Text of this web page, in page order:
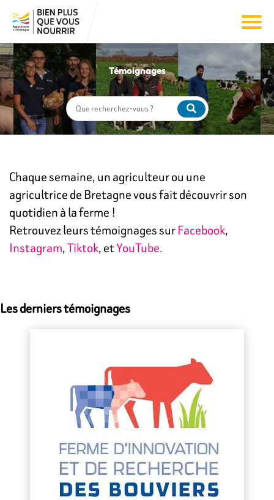
Témoignages
Chaque semaine, un agriculteur ou une
agricultrice de Bretagne vous fait découvrir son
quotidien à la ferme !
Retrouvez leurs témoignages surFacebook,
Instagram,Tiktok, etYouTube.
Les derniers témoignages